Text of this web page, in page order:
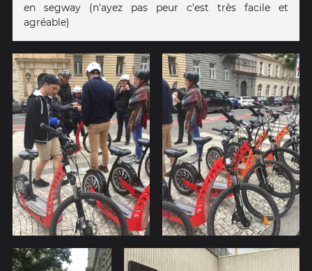
en segway (n'ayez pas peur c'est très facile et
agréable)